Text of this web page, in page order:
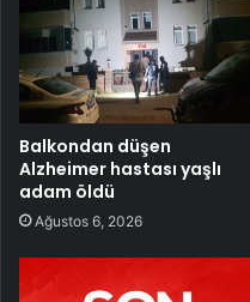
Balkondan düşen
Alzheimer hastası yaşlı
adam öldü
Ağustos 6, 2026